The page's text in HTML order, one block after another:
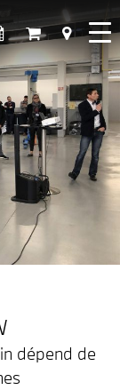
dépend de